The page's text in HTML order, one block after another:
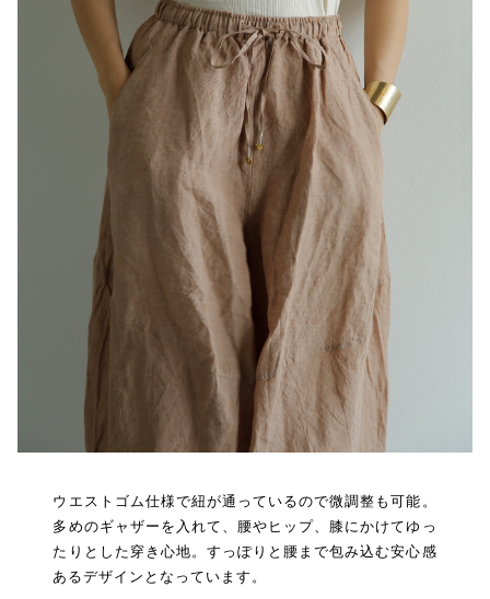
ウエストゴム仕様で紐が通っているので微調整も可能。
多めのギャザーを入れて、腰やヒップ、膝にかけてゆっ
たりとした穿き心地。すっぽりと腰まで包み込む安心感
あるデザインとなっています。